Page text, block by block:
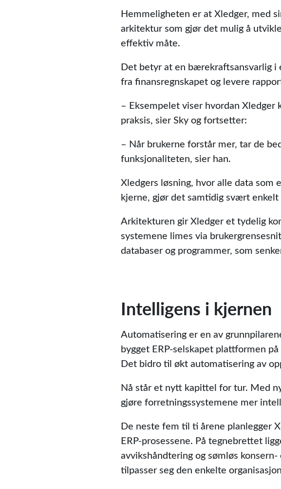
Hemmeligheten er at Xledger, med
arkitektur som gjør det mulig å
effektiv måte.
Det betyr at en bærekraftsansvarlig i
fra finansregnskapet og levere
– Eksempelet viser hvordan
praksis, sier Sky og fortsetter:
– Når brukerne forstår mer, tar de
funksjonaliteten, sier han.
Xledgers løsning, hvor alle data
kjerne, gjør det samtidig svært
Arkitekturen gir Xledger et tydelig
systemene limes via
databaser og programmer, som
Intelligens i kjernen
Automatisering er en av
bygget ERP-selskapet plattformen
Det bidro til økt automatisering av
Nå står et nytt kapittel for tur. Med
gjøre forretningssystemene mer
De neste fem til ti årene planlegger
ERP-prosessene. På tegnebrettet
avvikshåndtering og sømløs
tilpasser seg den enkelte